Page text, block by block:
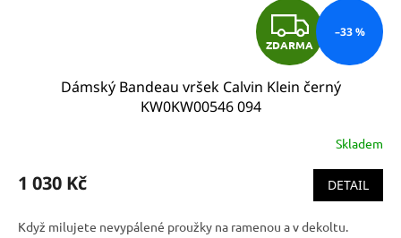
Z
D
A
M
A
ZDARMA
–33 %
Dámský Bandeau vršek Calvin Klein černý
KW0KW00546 094
Skladem
1 030 Kč DETAIL
Když milujete nevypálené proužky na ramenou a v dekoltu.